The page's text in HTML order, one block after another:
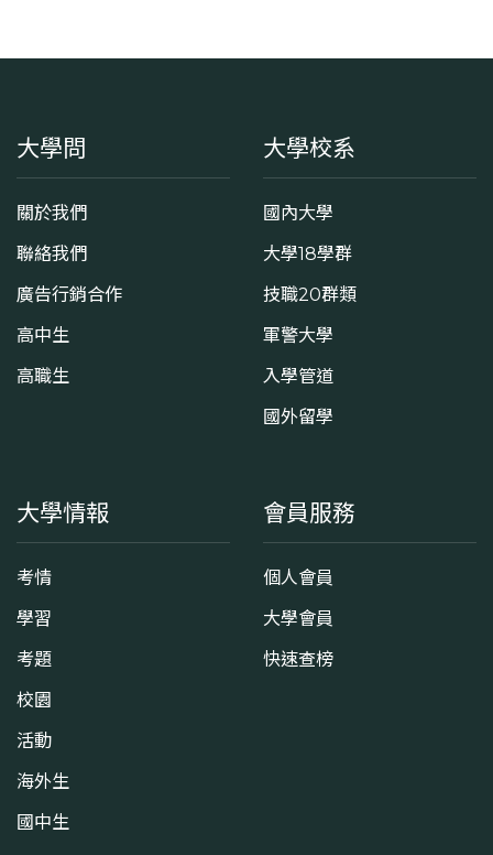
大學問
關於我們
聯絡我們
廣告行銷合作
高中生
高職生
大學校系
國內大學
大學18學群
技職20群類
軍警大學
入學管道
國外留學
大學情報
考情
學習
考題
校園
活動
海外生
國中生
會員服務
個人會員
大學會員
快速查榜